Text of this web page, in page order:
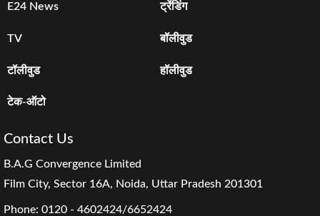
E24 News ट्रेंडिंग
TV बॉलीवुड
टॉलीवुड हॉलीवुड
टेक-ऑटो
Contact Us
B.A.G Convergence Limited
Film City, Sector 16A, Noida, Uttar Pradesh 201301
Phone: 0120 - 4602424/6652424